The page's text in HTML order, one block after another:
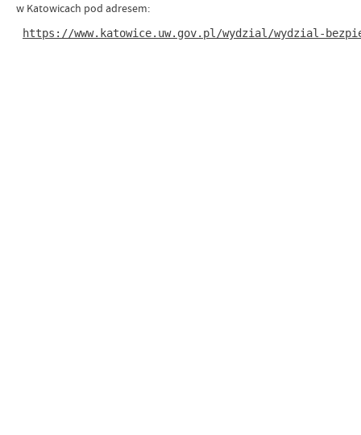
w Katowicach pod adresem:
https://www.katowice.uw.gov.pl/wydzial/wydzial-